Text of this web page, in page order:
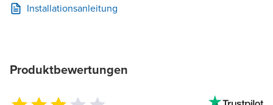
Installationsanleitung
Produktbewertungen